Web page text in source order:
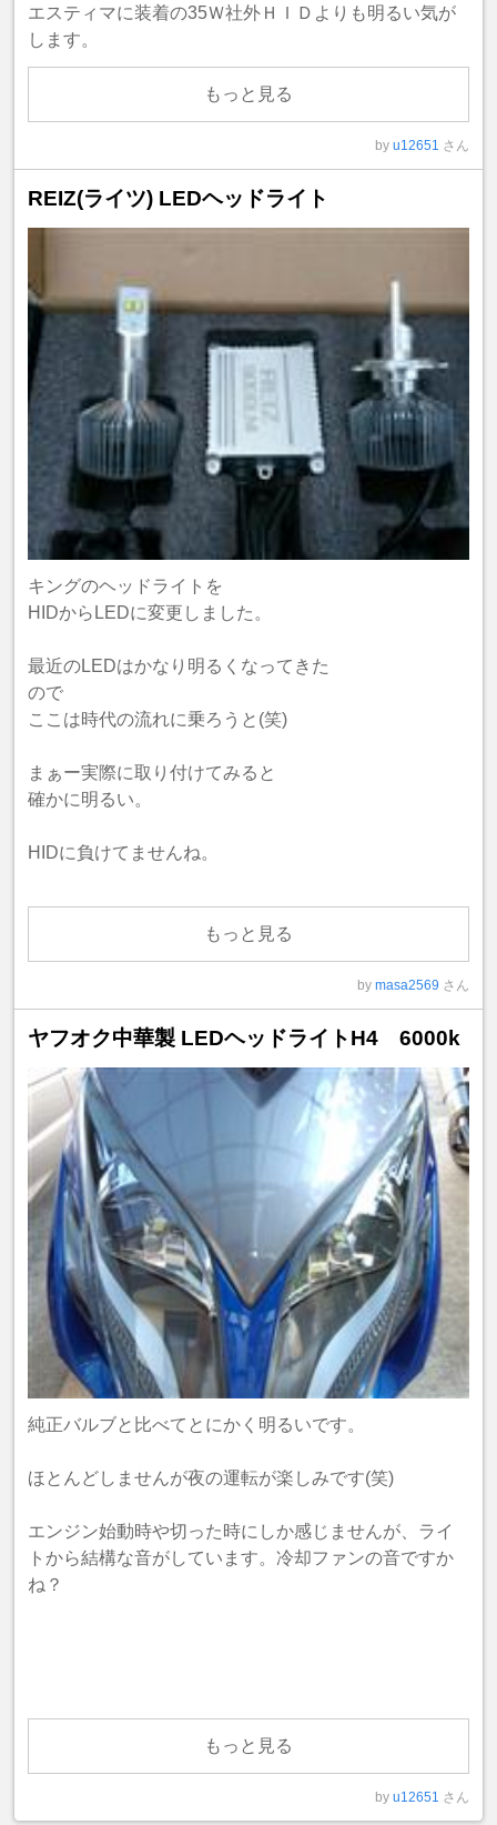
エスティマに装着の35Ｗ社外ＨＩＤよりも明るい気が
します。
もっと見る
by u12651 さん
REIZ(ライツ) LEDヘッドライト
キングのヘッドライトを
HIDからLEDに変更しました。
最近のLEDはかなり明るくなってきた
ので
ここは時代の流れに乗ろうと(笑)
まぁー実際に取り付けてみると
確かに明るい。
HIDに負けてませんね。
もっと見る
by masa2569 さん
ヤフオク中華製 LEDヘッドライトH4 6000k
純正バルブと比べてとにかく明るいです。
ほとんどしませんが夜の運転が楽しみです(笑)
エンジン始動時や切った時にしか感じませんが、ライ
トから結構な音がしています。冷却ファンの音ですか
ね？
もっと見る
by u12651 さん